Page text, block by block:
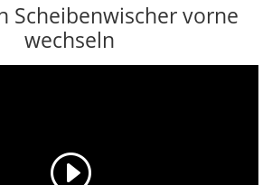
Scheibenwischer vorne
wechseln